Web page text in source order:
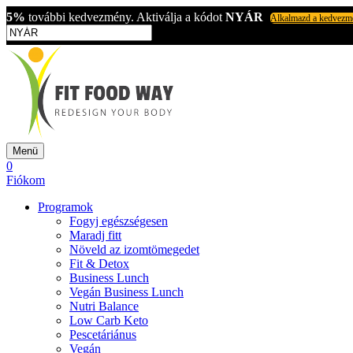
5% további kedvezmény. Aktiválja a kódot NYÁR Alkalmazd a
Menü
0
Fiókom
Programok
Fogyj egészségesen
Maradj fitt
Növeld az izomtömegedet
Fit & Detox
Business Lunch
Vegán Business Lunch
Nutri Balance
Low Carb Keto
Pescetáriánus
Vegán